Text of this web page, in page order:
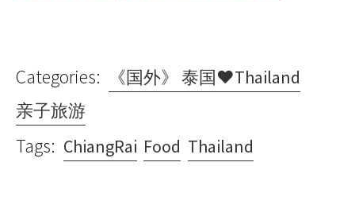
Categories:
《国外》 泰国♥Thailand
亲子旅游
Tags: ChiangRai Food Thailand